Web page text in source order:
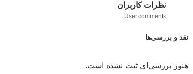
نظرات کاربران
User comments
نقد و بررسی‌ها
هنوز بررسی‌ای ثبت نشده است.